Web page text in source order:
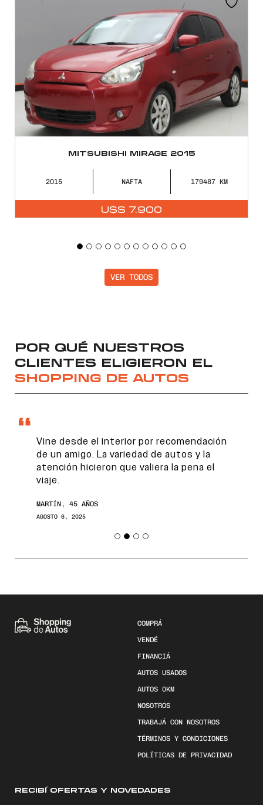
MITSUBISHI MIRAGE 2015
2015 NAFTA 179487
U$S 7.900
VER TODOS
POR QUÉ NUESTROS
CLIENTES ELIGIERON EL
SHOPPING DE AUTOS
Vine desde el interior por recomendación
de un amigo. La variedad de autos y la
atención hicieron que valiera la pena el
viaje.
MARTÍN, 45 AÑOS
AGOSTO 6, 2025
COMPRÁ
VENDÉ
FINANCIÁ
AUTOS USADOS
AUTOS 0KM
NOSOTROS
TRABAJÁ CON NOSOTROS
TÉRMINOS Y CONDICIONES
POLÍTICAS DE PRIVACIDAD
RECIBÍ OFERTAS Y NOVEDADES